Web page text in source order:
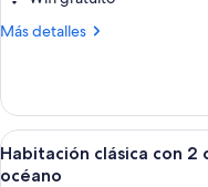
Partial
Ocean
Más detalles
Más
Connecting
Room
Partial
Ocean
Ver
todas
5
Habitación clásica con 2
océano